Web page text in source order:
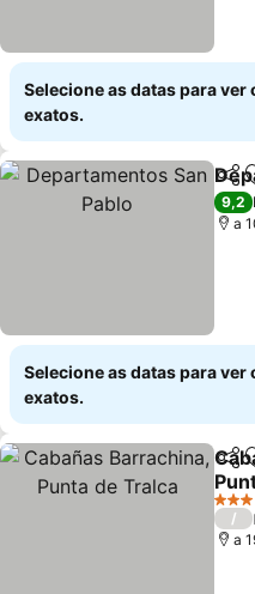
Selecione as datas para ver
exatos.
9,2
a
Selecione as datas para ver
exatos.
Ver
3
/
a